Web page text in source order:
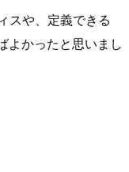
スや、定義できる
よかったと思いまし